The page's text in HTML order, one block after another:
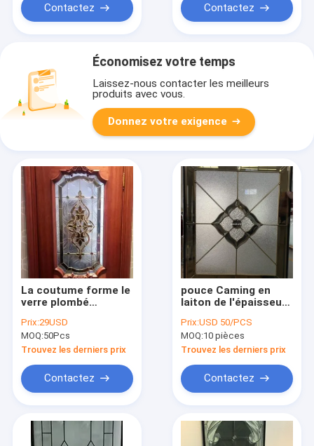
Contactez Contactez
Économisez votre temps
Laissez-nous contacter les meilleurs
produits avec vous.
Donnez votre exigence
La coutume forme le
verre plombé
l'antiquité en bois de
porte a souillé les
panneaux en verre
Prix:29USD
MOQ:50Pcs
Trouvez les derniers prix
Contactez
pouce Caming en
laiton de l'épaisseur
souillé le verre
plombé décoratif
pour la soudure faite
main de Windows
Prix:USD 50/PCS
MOQ:10 pièces
Trouvez les derniers prix
Contactez